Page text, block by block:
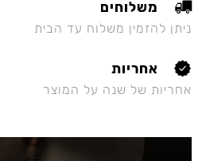
משלוחים
ניתן להזמין משלוח עד הבית
אחריות
אחריות של שנה על המוצר